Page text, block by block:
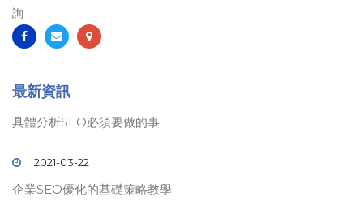
詢
最新資訊
具體分析SEO必須要做的事
2021-03-22
企業SEO優化的基礎策略教學